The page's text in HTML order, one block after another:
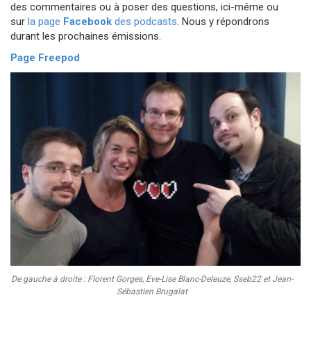
des commentaires ou à poser des questions, ici-même ou
sur la page Facebook des podcasts. Nous y répondrons
durant les prochaines émissions.
Page Freepod
De gauche à droite : Florent Gorges, Eve-Lise Blanc-Deleuze, Sseb22 et Jean-
Sébastien Brugalat